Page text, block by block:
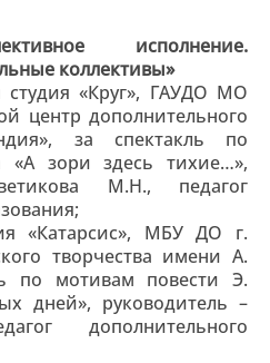
исполнение.
коллективы»
студия «Круг», ГАУДО МО
центр дополнительного
за спектакль по
«А зори здесь тихие…»,
М.Н., педагог
«Катарсис», МБУ ДО г.
творчества имени А.
по мотивам повести Э.
дней», руководитель –
дополнительного